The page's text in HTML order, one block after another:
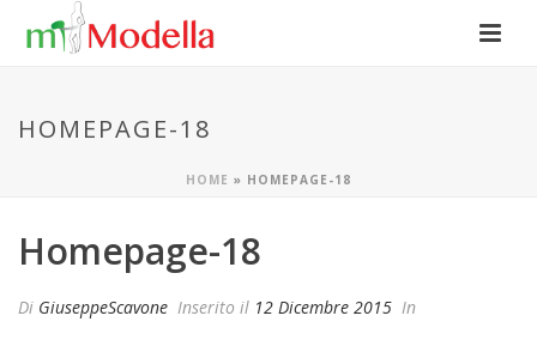
HOMEPAGE-18
HOME » HOMEPAGE-18
Homepage-18
Di GiuseppeScavone Inserito il 12 Dicembre 2015 In